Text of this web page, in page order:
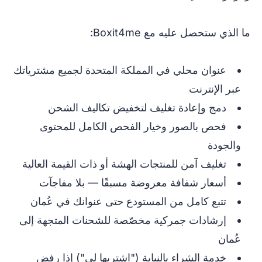
ما الذي ستحصل عليه مع Boxit4me:
عنوان محلي في المملكة المتحدة لجميع مشترياتك
عبر الإنترنت
دمج وإعادة تغليف لتخفيض تكاليف الشحن
فحص بالصور وخيار الفحص الكامل للمحتوى
والجودة
تغليف آمن للمنتجات الهشة أو ذات القيمة العالية
أسعار شفافة معروضة مسبقًا — بلا مفاجآت
تتبع كامل من المستودع حتى عنوانك في عُمان
إرشادات جمركية مخصّصة للشحنات المتجهة إلى
عُمان
خدمة الشراء بالنيابة ("اشتريها لي") إذا رفض